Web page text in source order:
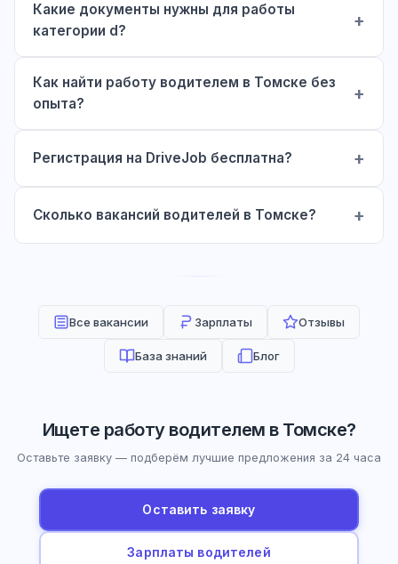
Какие документы нужны для работы
категории d?
Как найти работу водителем в Томске без
опыта?
Регистрация на DriveJob бесплатна?
Сколько вакансий водителей в Томске?
Все вакансии Зарплаты Отзывы
База знаний Блог
Ищете работу водителем в Томске?
Оставьте заявку — подберём лучшие предложения за 24 часа
Оставить заявку
Зарплаты водителей